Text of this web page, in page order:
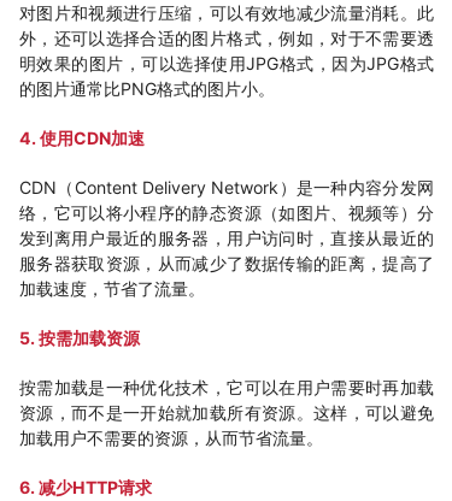
对图片和视频进行压缩，可以有效地减少流量消耗。此
外，还可以选择合适的图片格式，例如，对于不需要透
明效果的图片，可以选择使用JPG格式，因为JPG格式
的图片通常比PNG格式的图片小。
4. 使用CDN加速
CDN（Content Delivery Network）是一种内容分发网
络，它可以将小程序的静态资源（如图片、视频等）分
发到离用户最近的服务器，用户访问时，直接从最近的
服务器获取资源，从而减少了数据传输的距离，提高了
加载速度，节省了流量。
5. 按需加载资源
按需加载是一种优化技术，它可以在用户需要时再加载
资源，而不是一开始就加载所有资源。这样，可以避免
加载用户不需要的资源，从而节省流量。
6. 减少HTTP请求